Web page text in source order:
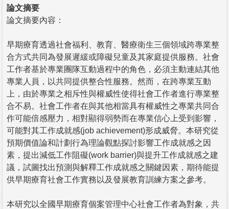
論文摘要
論文摘要內容：
早期療育透過社會福利、教育、醫療衛生三個領域跨專業整
合方式共同為發展遲緩或障礙兒童及其家庭提供服務。社會
工作者基於專業團隊互動過程中的角色，必須主動連結其他
專業人員，以共同提供整合性服務。然而，在跨專業互動
上，由於專業之相斥性與權威性使得社會工作者進行專業整
合不易。社會工作者在與其他相當具有權威性之專業共同合
作可能倍感壓力，相對顯得弱勢而在專業信心上受到影響，
可能對其工作成就感(job achievement)形成威脅。本研究從
預期價值論和計劃行為理論觀點探討影響工作成就感之因
素，提出減低工作阻礙(work barrier)與提升工作成就感之建
議，試圖找出預測與解釋工作成就感之關鍵因素，期待能提
供早期療育社會工作實務以及發展教育訓練方案之參考。
本研究以全國早期療育個案管理中心社會工作者為對象，共